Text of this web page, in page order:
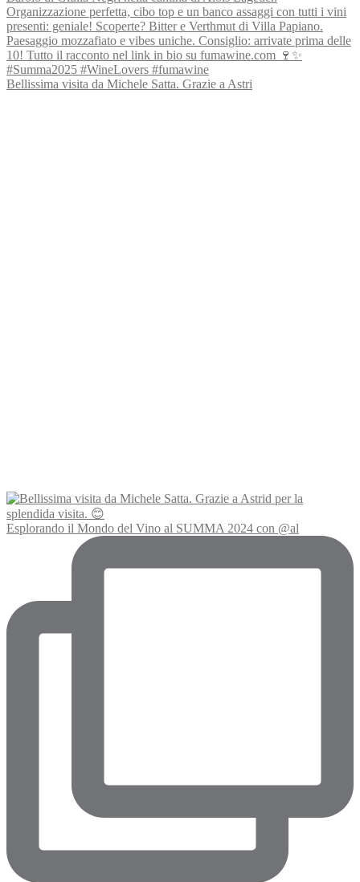
Bellissima visita da Michele Satta. Grazie a Astri
Esplorando il Mondo del Vino al SUMMA 2024 con @al